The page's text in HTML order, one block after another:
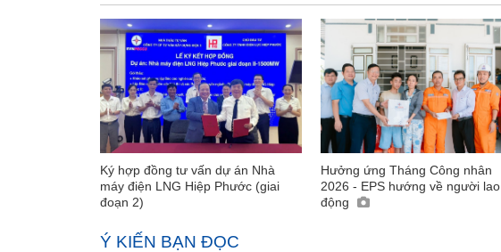
Ký hợp đồng tư vấn dự án Nhà
máy điện LNG Hiệp Phước (giai
đoạn 2)
Hưởng ứng Tháng Công nhân
2026 - EPS hướng về người lao
động
Ý KIẾN BẠN ĐỌC